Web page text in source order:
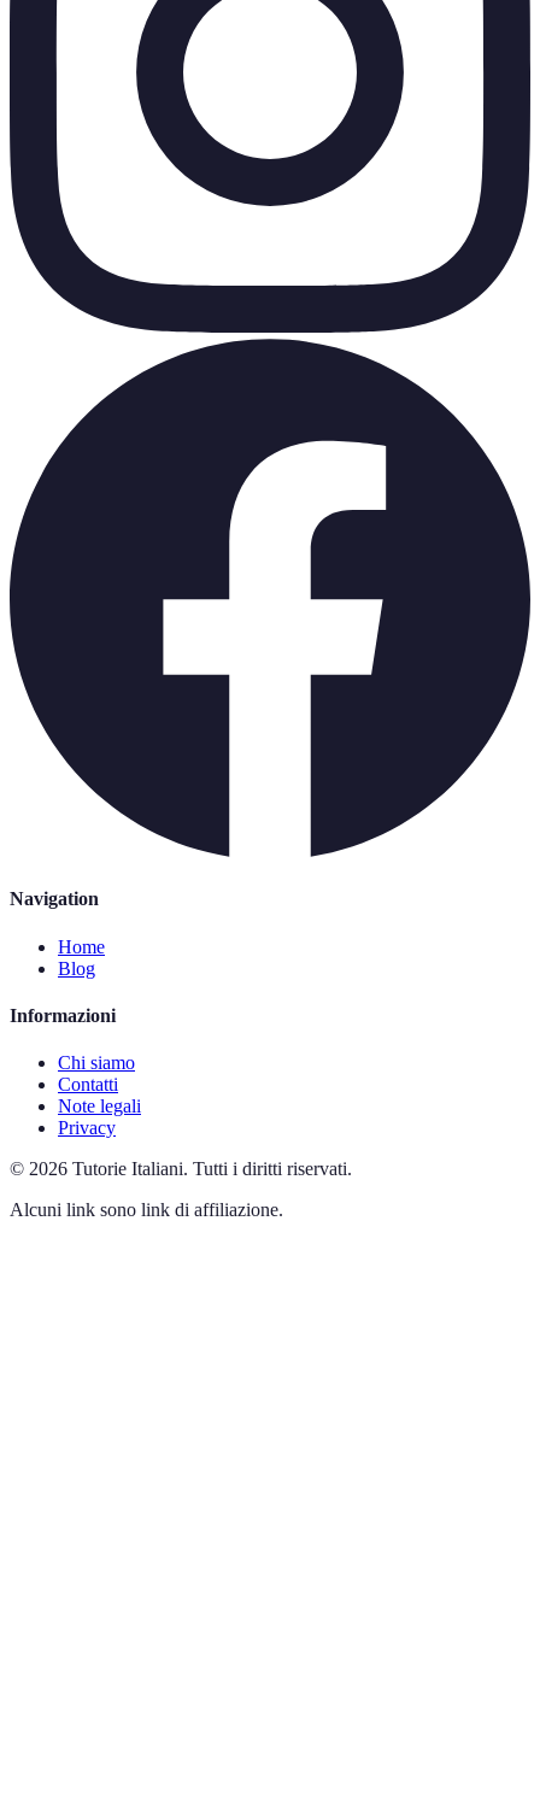
Navigation
Home
Blog
Informazioni
Chi siamo
Contatti
Note legali
Privacy
© 2026 Tutorie Italiani. Tutti i diritti riservati.
Alcuni link sono link di affiliazione.